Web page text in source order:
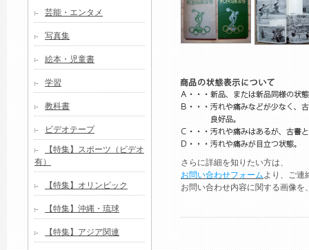
芸能・エンタメ
写真集
絵本・児童書
学習
教科書
ビデオテープ
【特集】スポーツ（ビデオ
有）
【特集】オリンピック
【特集】沖縄・琉球
【特集】アジア関連
さらに詳細を知りたい方は、
お問い合わせフォームより、ご連
お問い合わせ内容に関する画像を